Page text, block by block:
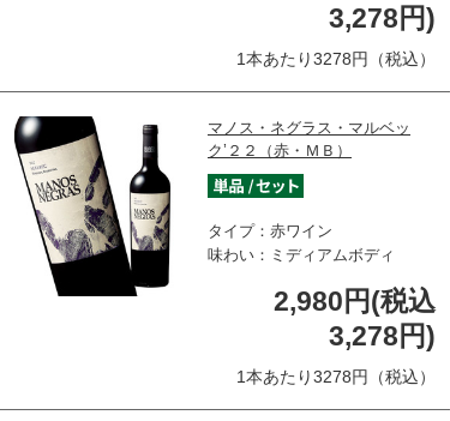
3,278円)
1本あたり3278円（税込）
マノス・ネグラス・マルベッ
ク’２２（赤・ＭＢ）
タイプ：赤ワイン
味わい：ミディアムボディ
2,980円(税込
3,278円)
1本あたり3278円（税込）